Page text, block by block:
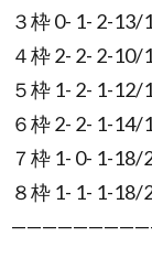
３枠 0- 1- 2-13/
４枠 2- 2- 2-10/
５枠 1- 2- 1-12/
６枠 2- 2- 1-14/
７枠 1- 0- 1-18/
８枠 1- 1- 1-18/